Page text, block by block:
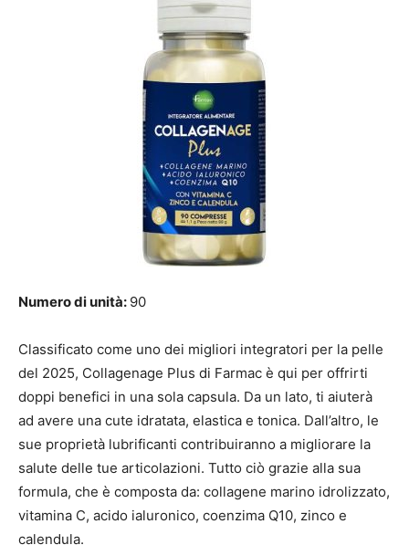
Numero di unità: 90
Classificato come uno dei migliori integratori per la pelle
del 2025, Collagenage Plus di Farmac è qui per offrirti
doppi benefici in una sola capsula. Da un lato, ti aiuterà
ad avere una cute idratata, elastica e tonica. Dall’altro, le
sue proprietà lubrificanti contribuiranno a migliorare la
salute delle tue articolazioni. Tutto ciò grazie alla sua
formula, che è composta da: collagene marino idrolizzato,
vitamina C, acido ialuronico, coenzima Q10, zinco e
calendula.